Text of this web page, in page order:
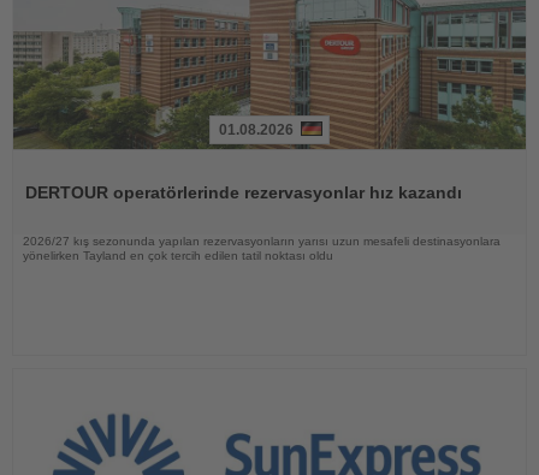
01.08.2026
DERTOUR operatörlerinde rezervasyonlar hız kazandı
2026/27 kış sezonunda yapılan rezervasyonların yarısı uzun mesafeli destinasyonlara
yönelirken Tayland en çok tercih edilen tatil noktası oldu